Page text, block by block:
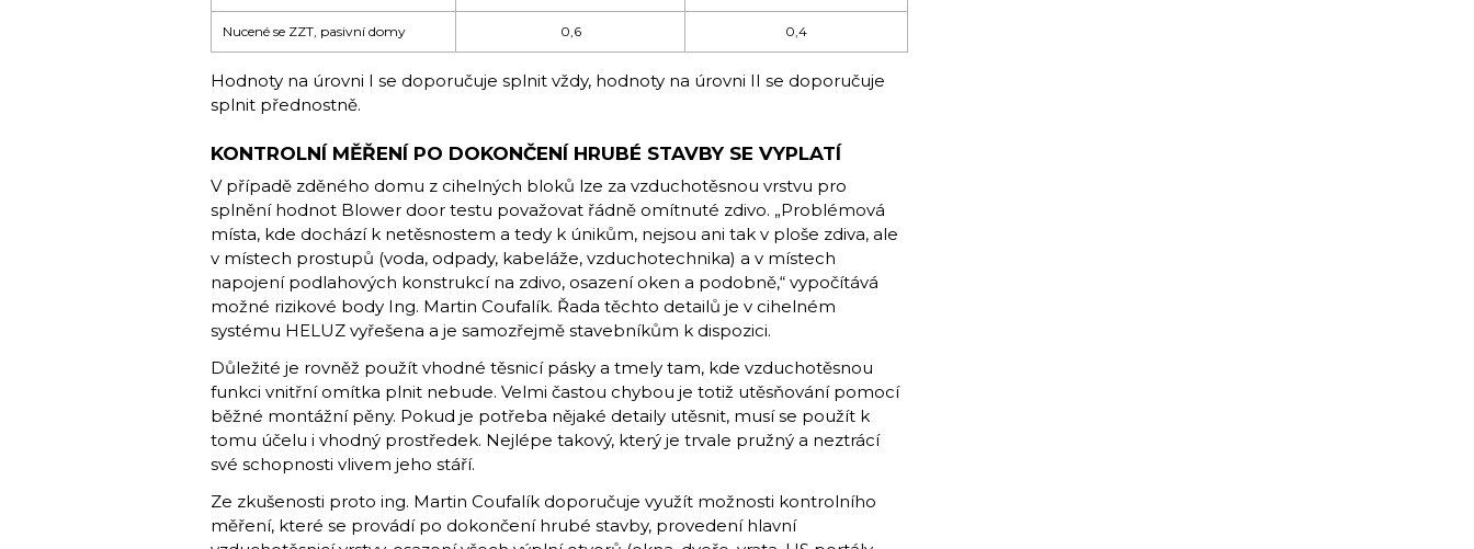
Nucené se ZZT, pasivní domy 0,6 0,4
Hodnoty na úrovni I se doporučuje splnit vždy, hodnoty na úrovni II se doporučuje
splnit přednostně.
KONTROLNÍ MĚŘENÍ PO DOKONČENÍ HRUBÉ STAVBY SE VYPLATÍ
V případě zděného domu z cihelných bloků lze za vzduchotěsnou vrstvu pro
splnění hodnot Blower door testu považovat řádně omítnuté zdivo. „Problémová
místa, kde dochází k netěsnostem a tedy k únikům, nejsou ani tak v ploše zdiva, ale
v místech prostupů (voda, odpady, kabeláže, vzduchotechnika) a v místech
napojení podlahových konstrukcí na zdivo, osazení oken a podobně,“ vypočítává
možné rizikové body Ing. Martin Coufalík. Řada těchto detailů je v cihelném
systému HELUZ vyřešena a je samozřejmě stavebníkům k dispozici.
Důležité je rovněž použít vhodné těsnicí pásky a tmely tam, kde vzduchotěsnou
funkci vnitřní omítka plnit nebude. Velmi častou chybou je totiž utěsňování pomocí
běžné montážní pěny. Pokud je potřeba nějaké detaily utěsnit, musí se použít k
tomu účelu i vhodný prostředek. Nejlépe takový, který je trvale pružný a neztrácí
své schopnosti vlivem jeho stáří.
Ze zkušenosti proto ing. Martin Coufalík doporučuje využít možnosti kontrolního
měření, které se provádí po dokončení hrubé stavby, provedení hlavní